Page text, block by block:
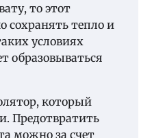
то этот
сохранять тепло и
условиях
образовываться
который
Предотвратить
можно за счет